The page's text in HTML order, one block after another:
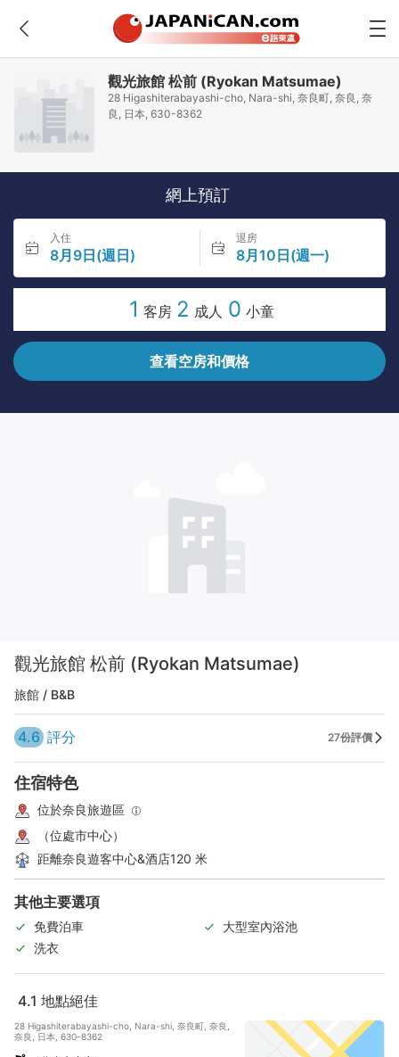
觀光旅館 松前 (Ryokan Matsumae)
28 Higashiterabayashi-cho, Nara-shi, 奈良町, 奈良, 奈
良, 日本, 630-8362
網上預訂
入住
8月9日(週日)
退房
8月10日(週一)
1 客房 2 成人 0 小童
查看空房和價格
觀光旅館 松前 (Ryokan Matsumae)
旅館 / B&B
4.6 評分 27份評價
住宿特色
位於奈良旅遊區
（位處市中心）
距離奈良遊客中心&酒店120 米
其他主要選項
免費泊車
大型室內浴池
洗衣
4.1 地點絕佳
28 Higashiterabayashi-cho, Nara-shi, 奈良町, 奈良,
奈良, 日本, 630-8362